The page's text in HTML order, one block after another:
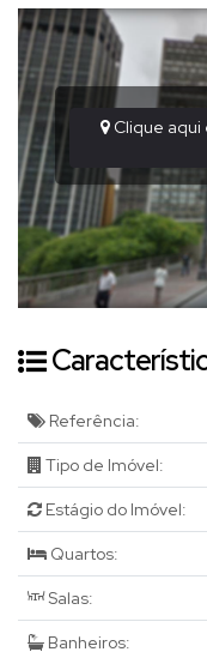
Clique
Referência:
Tipo de Imóvel:
Estágio do Imóvel:
Quartos:
Salas:
Banheiros: